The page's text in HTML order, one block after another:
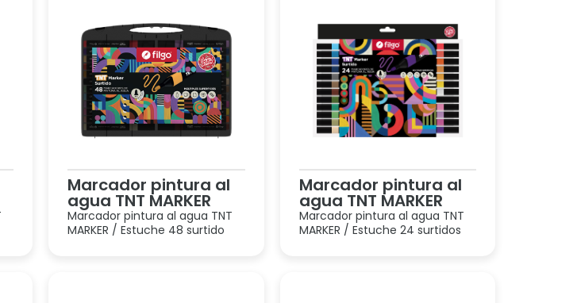
Marcador pintura al
agua TNT MARKER
Marcador pintura al agua TNT
MARKER / Estuche 48 surtido
Marcador pintura al
agua TNT MARKER
Marcador pintura al agua TNT
MARKER / Estuche 24 surtidos